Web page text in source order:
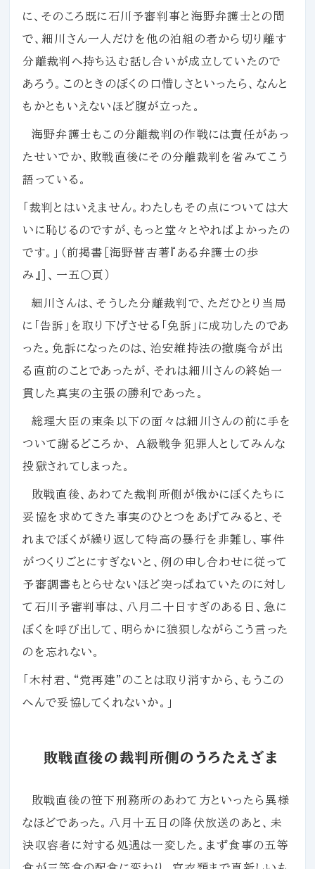
に、そのころ既に石川予審判事と海野弁護士との間
で、細川さん一人だけを他の泊組の者から切り離す
分離裁判へ持ち込む話し合いが成立していたので
あろう。このときのぼくの口惜しさといったら、なんと
もかともいえないほど腹が立った。
海野弁護士もこの分離裁判の作戦には責任があっ
たせいでか、敗戦直後にその分離裁判を省みてこう
語っている。
「裁判とはいえません。わたしもその点については大
いに恥じるのですが、もっと堂々とやればよかったの
です。」（前掲書［海野普吉著『ある弁護士の歩
み』］、一五〇頁）
細川さんは、そうした分離裁判で、ただひとり当局
に「告訴」を取り下げさせる「免訴」に成功したのであ
った。免訴になったのは、治安維持法の撤廃令が出
る直前のことであったが、それは細川さんの終始一
貫した真実の主張の勝利であった。
総理大臣の東条以下の面々は細川さんの前に手を
ついて謝るどころか、 Ａ級戦争犯罪人としてみんな
投獄されてしまった。
敗戦直後、あわてた裁判所側が俄かにぼくたちに
妥協を求めてきた事実のひとつをあげてみると、そ
れまでぼくが繰り返して特高の暴行を非難し、事件
がつくりごとにすぎないと、例の申し合わせに従って
予審調書もとらせないほど突っぱねていたのに対し
て石川予審判事は、八月二十日すぎのある日、急に
ぼくを呼び出して、明らかに狼狽しながらこう言った
のを忘れない。
「木村君、“党再建”のことは取り消すから、もうこの
へんで妥協してくれないか。」
敗戦直後の裁判所側のうろたえざま
敗戦直後の笹下刑務所のあわて方といったら異様
なほどであった。八月十五日の降伏放送のあと、未
決収容者に対する処遇は一変した。まず食事の五等